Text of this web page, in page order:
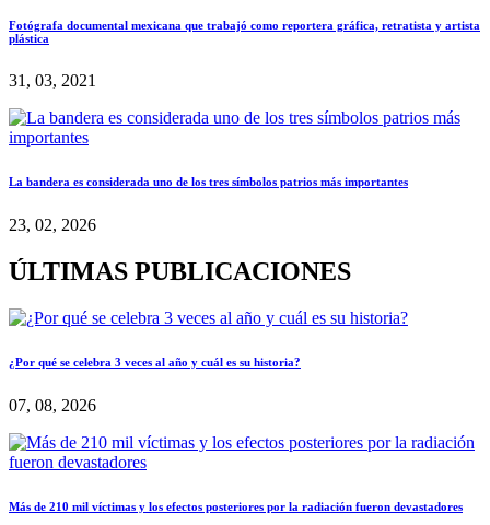
Fotógrafa documental mexicana que trabajó como reportera gráfica, retratista y artista
plástica
31, 03, 2021
La bandera es considerada uno de los tres símbolos patrios más importantes
23, 02, 2026
ÚLTIMAS PUBLICACIONES
¿Por qué se celebra 3 veces al año y cuál es su historia?
07, 08, 2026
Más de 210 mil víctimas y los efectos posteriores por la radiación fueron devastadores